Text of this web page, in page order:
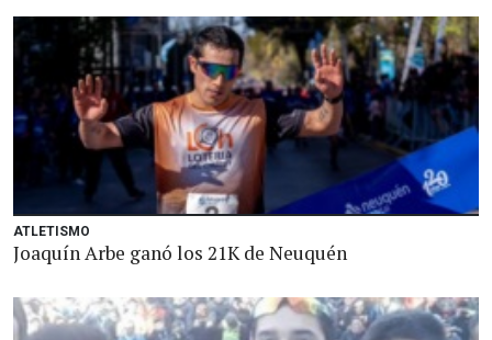
ATLETISMO
Joaquín Arbe ganó los 21K de Neuquén